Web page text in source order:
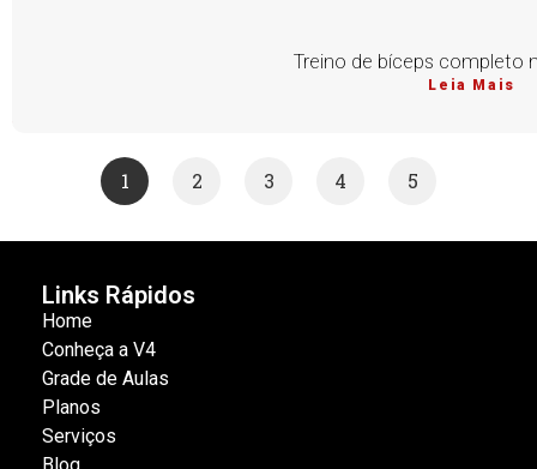
Treino de bíceps completo
Leia Mais
1 2 3 4 5
Links Rápidos
Home
Conheça a V4
Grade de Aulas
Planos
Serviços